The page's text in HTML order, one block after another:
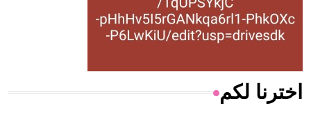
من مادة كربونات الكلسيوم، وهو أحمر أو شديد الحمرة وهو
أجود أنواعه، ويمتاز بكبر الحجم ويسمى الش
هل تعلم أن الأبسيد كلمة فرنسية اللفظ تم اعتمادها مصطلحاً
اخترنا لكم